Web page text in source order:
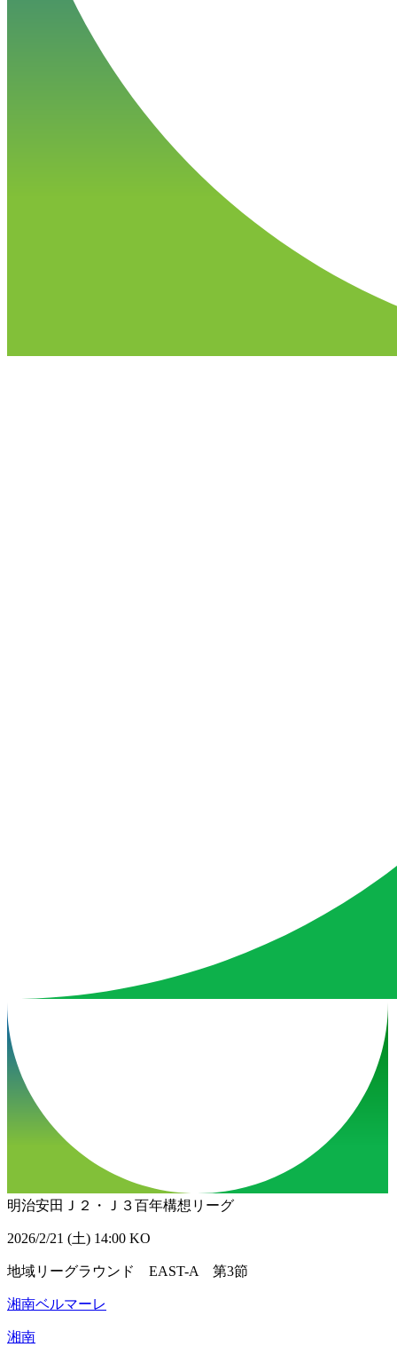
明治安田Ｊ２・Ｊ３百年構想リーグ
2026/2/21 (土) 14:00 KO
地域リーグラウンド EAST-A 第3節
湘南ベルマーレ
湘南